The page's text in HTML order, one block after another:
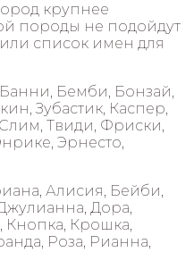
крупнее
породы не подойдут
список имен для
Бемби, Бонзай,
Зубастик, Каспер,
Твиди, Фриски,
Эрнесто,
Алисия, Бейби,
Дора,
Кнопка, Крошка,
Роза, Рианна,